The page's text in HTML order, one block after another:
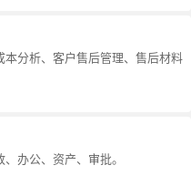
分析、客户售后管理、售后材料
办公、资产、审批。